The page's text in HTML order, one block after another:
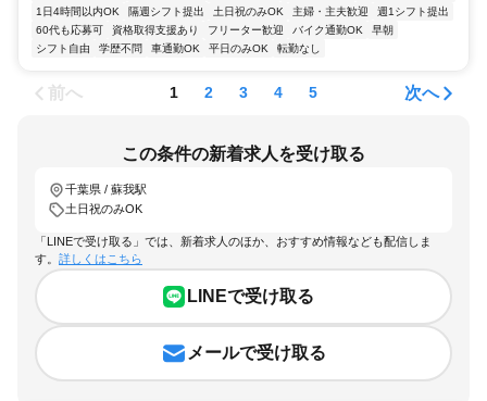
1日4時間以内OK
隔週シフト提出 土日祝のみOK 主婦・主夫歓迎
週1シフト提出
60代も応募可
資格取得支援あり フリーター歓迎 バイク通勤OK
早朝
シフト自由
学歴不問 車通勤OK 平日のみOK 転勤なし
前へ 1 2 3 4 5 次へ
この条件の新着求人を受け取る
千葉県 / 蘇我駅
土日祝のみOK
「LINEで受け取る」では、新着求人のほか、おすすめ情報なども配信しま
す。 詳しくはこちら
LINEで受け取る
メールで受け取る